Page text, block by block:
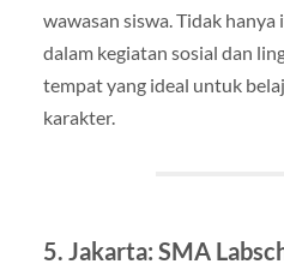
wawasan siswa. Tidak
dalam kegiatan sosial dan
tempat yang ideal untuk
karakter.
5. Jakarta: SMA